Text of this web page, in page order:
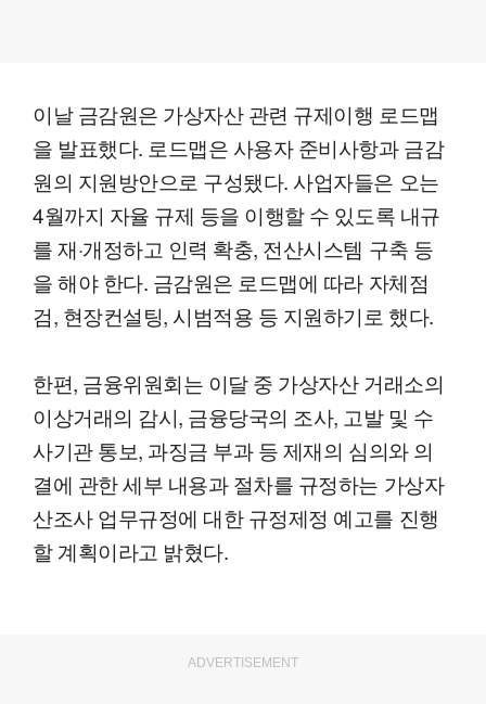
이날 금감원은 가상자산 관련 규제이행 로드맵
을 발표했다. 로드맵은 사용자 준비사항과 금감
원의 지원방안으로 구성됐다. 사업자들은 오는
4월까지 자율 규제 등을 이행할 수 있도록 내규
를 재·개정하고 인력 확충, 전산시스템 구축 등
을 해야 한다. 금감원은 로드맵에 따라 자체점
검, 현장컨설팅, 시범적용 등 지원하기로 했다.
한편, 금융위원회는 이달 중 가상자산 거래소의
이상거래의 감시, 금융당국의 조사, 고발 및 수
사기관 통보, 과징금 부과 등 제재의 심의와 의
결에 관한 세부 내용과 절차를 규정하는 가상자
산조사 업무규정에 대한 규정제정 예고를 진행
할 계획이라고 밝혔다.
ADVERTISEMENT